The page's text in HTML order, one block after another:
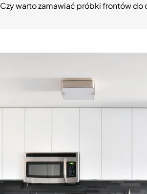
Czy warto zamawiać próbki frontów do